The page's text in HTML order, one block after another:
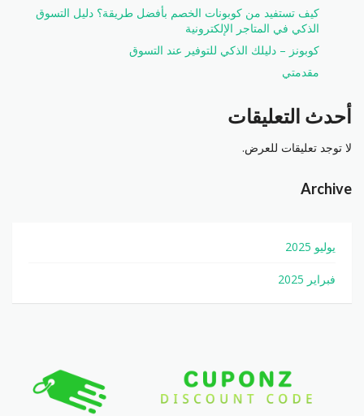
كيف تستفيد من كوبونات الخصم بأفضل طريقة؟ دليل التسوق
الذكي في المتاجر الإلكترونية
كوبونز – دليلك الذكي للتوفير عند التسوق
مقدمتي
أحدث التعليقات
لا توجد تعليقات للعرض.
Archive
يوليو 2025
فبراير 2025